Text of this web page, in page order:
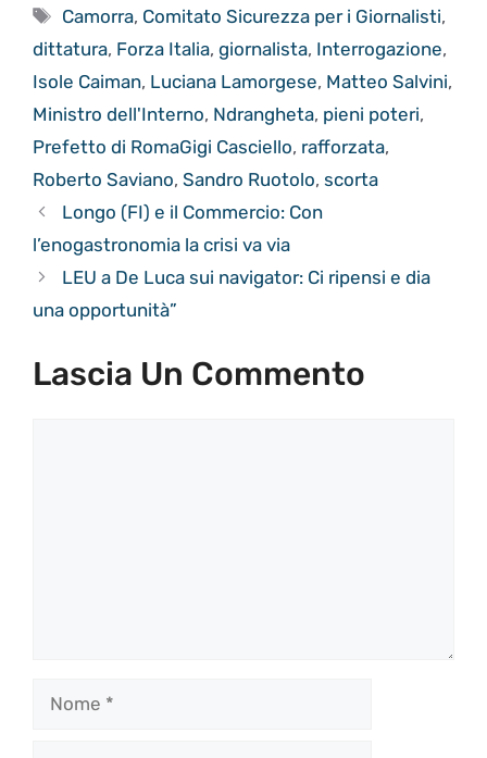
Tag
Camorra, Comitato Sicurezza per i Giornalisti,
dittatura, Forza Italia, giornalista, Interrogazione,
Isole Caiman, Luciana Lamorgese, Matteo Salvini,
Ministro dell'Interno, Ndrangheta, pieni poteri,
Prefetto di RomaGigi Casciello, rafforzata,
Roberto Saviano, Sandro Ruotolo, scorta
Longo (FI) e il Commercio: Con
l’enogastronomia la crisi va via
LEU a De Luca sui navigator: Ci ripensi e dia
una opportunità”
Lascia Un Commento